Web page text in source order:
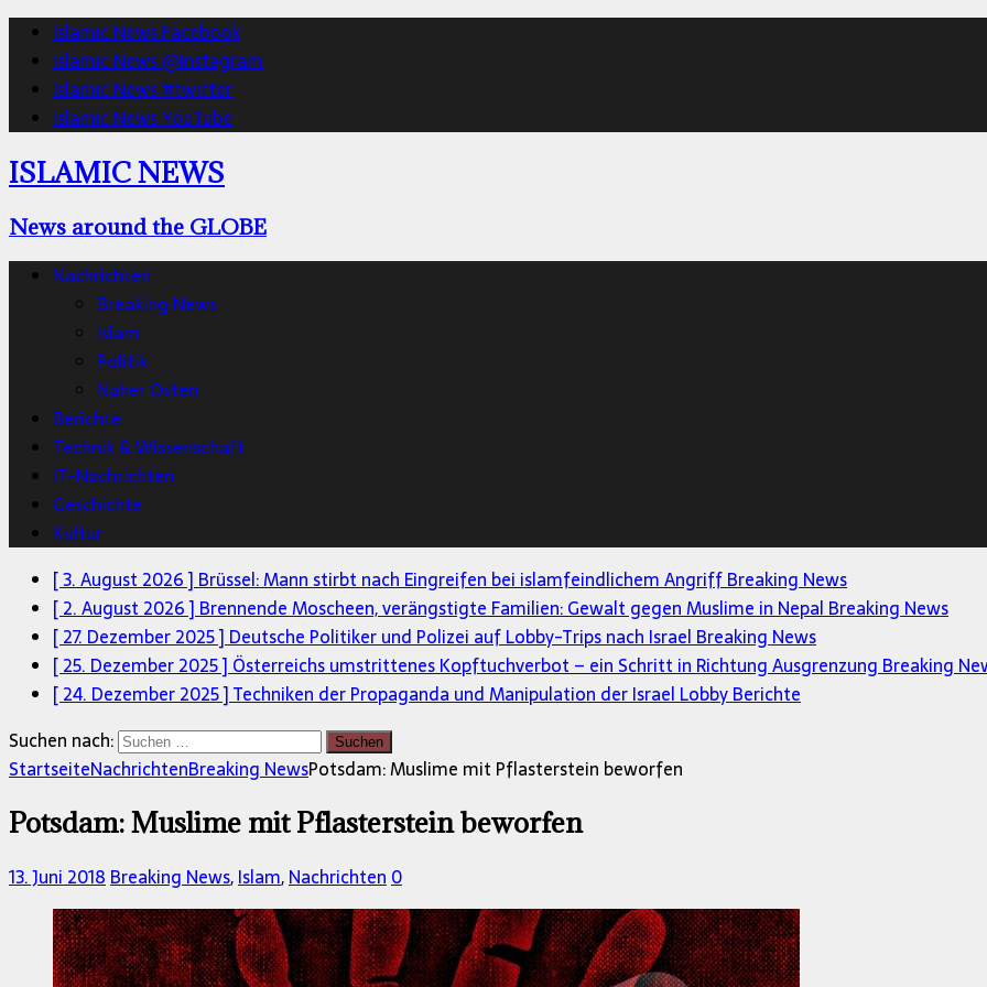
Islamic News Facebook
Islamic News @Instagram
Islamic News #twitter
Islamic News YouTube
ISLAMIC NEWS
News around the GLOBE
Nachrichten
Breaking News
Islam
Politik
Naher Osten
Berichte
Technik & Wissenschaft
IT-Nachrichten
Geschichte
Kultur
[ 3. August 2026 ] Brüssel: Mann stirbt nach Eingreifen bei islamfeindlichem AngriffBreaking News
[ 2. August 2026 ] Brennende Moscheen, verängstigte Familien: Gewalt gegen Muslime in Nepal Breaking News
[ 27. Dezember 2025 ] Deutsche Politiker und Polizei auf Lobby-Trips nach Israel Breaking News
[ 25. Dezember 2025 ] Österreichs umstrittenes Kopftuchverbot – ein Schritt in Richtung Ausgrenzung Breaking
[ 24. Dezember 2025 ]Techniken der Propaganda und Manipulation der Israel LobbyBerichte
Suchen nach:
StartseiteNachrichtenBreaking NewsPotsdam: Muslime mit Pflasterstein beworfen
Potsdam: Muslime mit Pflasterstein beworfen
13. Juni 2018Breaking News,Islam,Nachrichten0